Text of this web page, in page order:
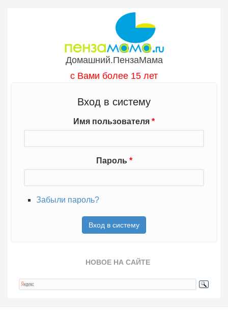
Домашний.ПензаМама
с Вами более 15 лет
Вход в систему
Имя пользователя *
Пароль *
Забыли пароль?
НОВОЕ НА САЙТЕ